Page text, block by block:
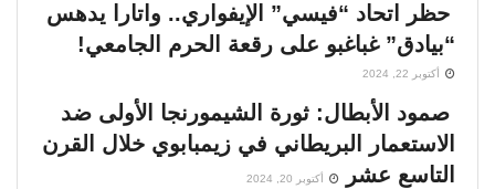
حظر اتحاد “فيسي” الإيفواري.. واتارا يدهس
“بيادق” غباغبو على رقعة الحرم الجامعي!
أكتوبر 22, 2024
صمود الأبطال: ثورة الشيمورنجا الأولى ضد
الاستعمار البريطاني في زيمبابوي خلال القرن
التاسع عشر
أكتوبر 20, 2024